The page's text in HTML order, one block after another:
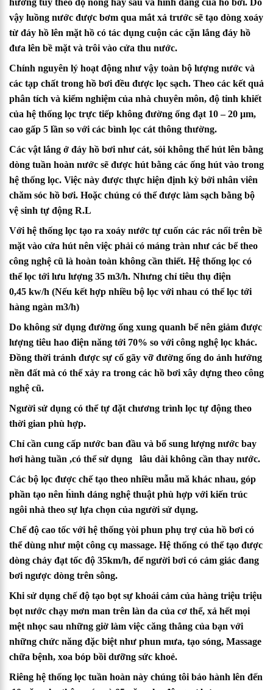
vậy luồng nước được bơm qua mắt xả trước sẽ tạo dòng xoáy
từ đáy hồ lên mặt hồ có tác dụng cuộn các cặn lắng đáy hồ
đưa lên bề mặt và trôi vào cửa thu nước.
Chính nguyên lý hoạt động như vậy toàn bộ lượng nước và
các tạp chất trong hồ bơi đều được lọc sạch. Theo các kết quả
phân tích và kiểm nghiệm của nhà chuyên môn, độ tinh khiết
của hệ thống lọc trực tiếp không đường ống đạt 10 – 20 µm,
cao gấp 5 lần so với các bình lọc cát thông thường.
Các vật lắng ở đáy hồ bơi như cát, sỏi không thể hút lên bằng
dòng tuần hoàn nước sẽ được hút bằng các ống hút vào trong
hệ thống lọc. Việc này được thực hiện định kỳ bởi nhân viên
chăm sóc hồ bơi. Hoặc chúng có thể được làm sạch bằng bộ
vệ sinh tự động R.L
Với hệ thống lọc tạo ra xoáy nước tự cuốn các rác nổi trên bề
mặt vào cửa hút nên việc phải có máng tràn như các bể theo
công nghệ cũ là hoàn toàn không cần thiết. Hệ thống lọc có
thể lọc tới lưu lượng 35 m3/h. Nhưng chỉ tiêu thụ điện
0,45 kw/h (Nếu kết hợp nhiều bộ lọc với nhau có thể lọc tới
hàng ngàn m3/h)
Do không sử dụng đường ống xung quanh bể nên giảm được
lượng tiêu hao điện năng tới 70% so với công nghệ lọc khác.
Đồng thời tránh được sự cố gãy vỡ đường ống do ảnh hưởng
nền đất mà có thể xảy ra trong các hồ bơi xây dựng theo công
nghệ cũ.
Người sử dụng có thể tự đặt chương trình lọc tự động theo
thời gian phù hợp.
Chỉ cần cung cấp nước ban đầu và bổ sung lượng nước bay
hơi hàng tuần ,có thể sử dụng lâu dài không cần thay nước.
Các bộ lọc được chế tạo theo nhiều mẫu mă khác nhau, góp
phần tạo nên h́ình dáng nghệ thuật phù hợp với kiến trúc
ngôi nhà theo sự lựa chọn của người sử dụng.
Chế độ cao tốc với hệ thống ṿòi phun phụ trợ của hồ bơi có
thể dùng như một công cụ massage. Hệ thống có thể tạo được
dòng chảy đạt tốc độ 35km/h, để người bơi có cảm giác đang
bơi ngược dòng trên sông.
Khi sử dụng chế độ tạo bọt sự khoái cảm của hàng triệu triệu
bọt nước chạy mơn man trên làn da của cơ thể, xả hết mọi
mệt nhọc sau những giờ làm việc căng thẳng của bạn với
những chức năng đặc biệt như phun mưa, tạo sóng, Massage
chữa bệnh, xoa bóp bồi dưỡng sức khoẻ.
Riêng hệ thống lọc tuần hoàn này chúng tôi bảo hành lên đến